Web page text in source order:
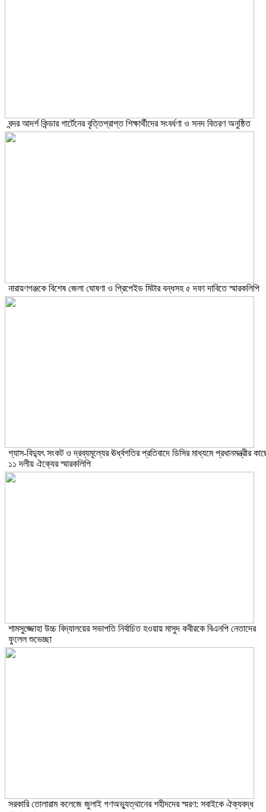
বন্দর আদর্শ কিন্ডার গার্টেনের বৃত্তিপ্রাপ্ত শিক্ষার্থীদের সংবর্ধণা ও সনদ বিতরণ অনুষ্ঠিত
নারায়ণগঞ্জকে বিশেষ জেলা ঘোষণা ও প্রিপেইড মিটার বন্ধসহ ৫ দফা দাবিতে স্মারকলিপি
গ্যাস-বিদ্যুৎ সংকট ও দ্রব্যমূল্যের ঊর্ধ্বগতির প্রতিবাদে ডিসির মাধ্যমে প্রধানমন্ত্রীর
১১ দলীয় ঐক্যের স্মারকলিপি
শামসুজ্জোহা উচ্চ বিদ্যালয়ের সভাপতি নির্বাচিত হওয়ায় মাসুদ কবীরকে বিএনপি নেতাদের
ফুলেল শুভেচ্ছা
সরকারি তোলারাম কলেজে জুলাই গণঅভ্যুত্থানের শহীদদের স্মরণ: সবাইকে ঐক্যবদ্ধ